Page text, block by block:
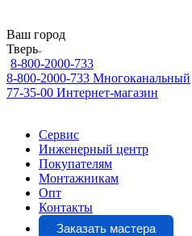
Ваш город
Тверь
8-800-2000-733
8-800-2000-733 Многоканальный
77-35-00 Интернет-магазин
Сервис
Инженерный центр
Покупателям
Монтажникам
Опт
Контакты
Заказать мастера